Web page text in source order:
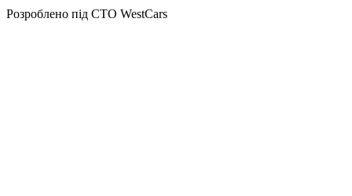
Розроблено під СТО WestCars